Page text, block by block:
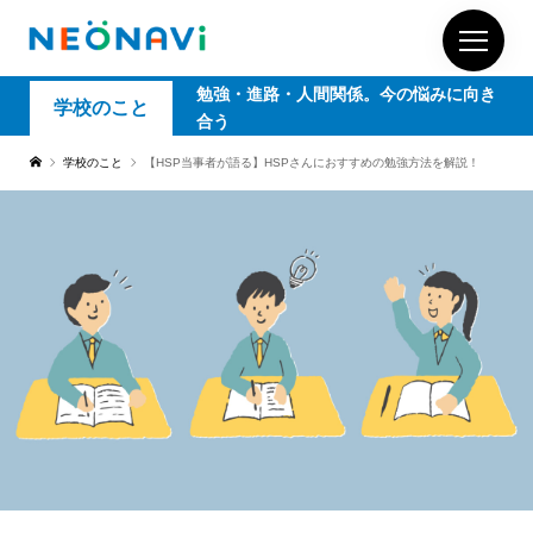
学校のこと
勉強・進路・人間関係。今の悩みに向き
合う
学校のこと 【HSP当事者が語る】HSPさんにおすすめの勉強方法を解説！